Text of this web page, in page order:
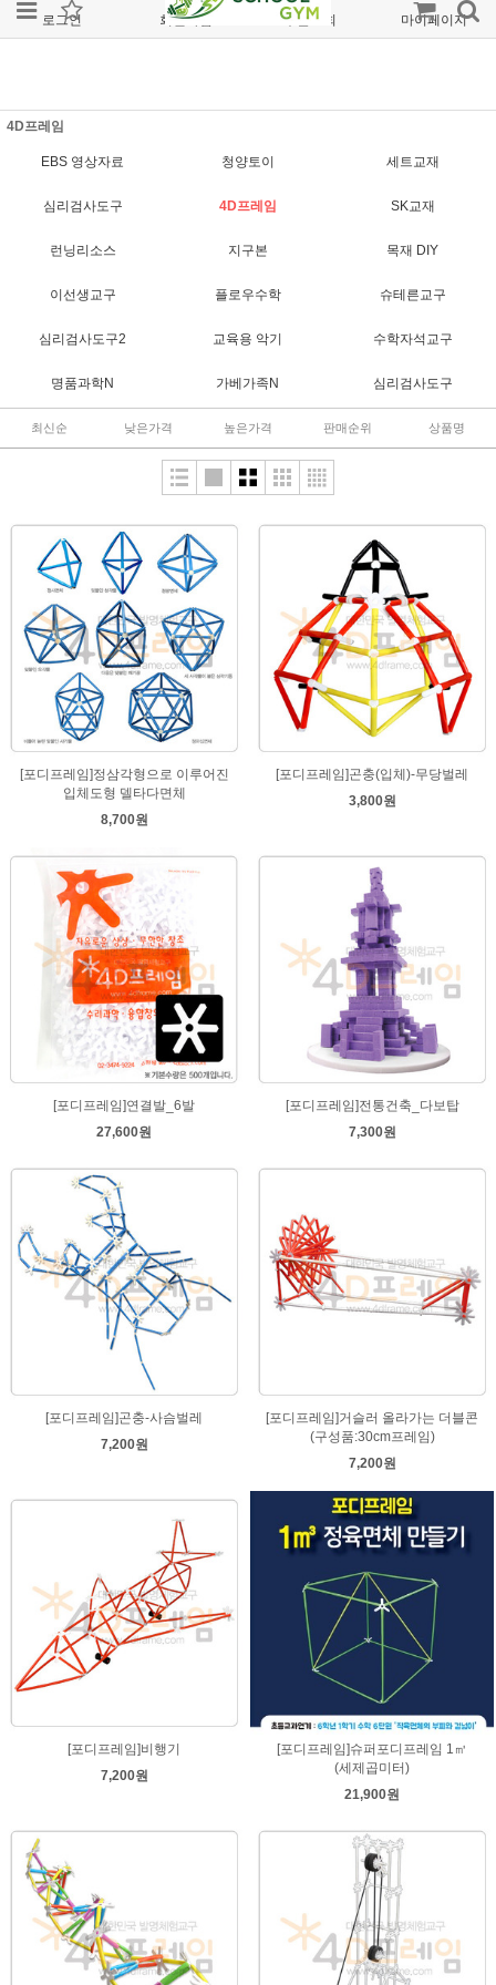
로그인 회원가입 주문조회 마이페이지
4D프레임
EBS 영상자료 청양토이 세트교재
심리검사도구 4D프레임 SK교재
런닝리소스 지구본 목재 DIY
이선생교구 플로우수학 슈테른교구
심리검사도구2 교육용 악기 수학자석교구
명품과학N 가베가족N 심리검사도구
최신순 낮은가격 높은가격 판매순위 상품명
[포디프레임]정삼각형으로 이루어진
입체도형 델타다면체
8,700원
[포디프레임]곤충(입체)-무당벌레
3,800원
[포디프레임]연결발_6발
27,600원
[포디프레임]전통건축_다보탑
7,300원
[포디프레임]곤충-사슴벌레
7,200원
[포디프레임]거슬러 올라가는 더블콘
(구성품:30cm프레임)
7,200원
[포디프레임]비행기
7,200원
[포디프레임]슈퍼포디프레임 1㎥
(세제곱미터)
21,900원